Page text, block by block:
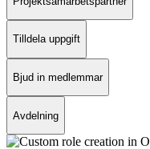
Tilldela uppgift
Bjud in medlemmar
Avdelning